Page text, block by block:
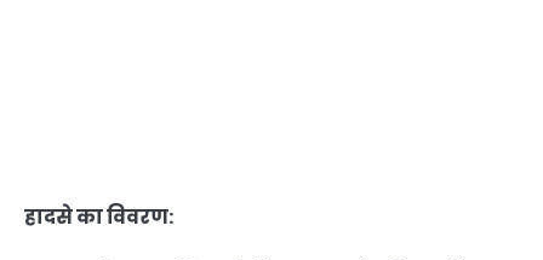
हादसे का विवरण: